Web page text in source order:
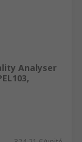
Analyser